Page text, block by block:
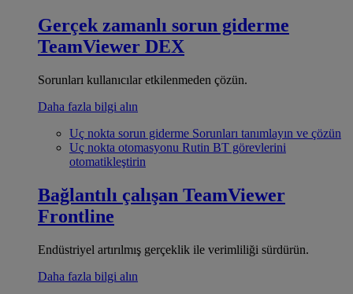
Gerçek zamanlı sorun giderme
TeamViewer DEX
Sorunları kullanıcılar etkilenmeden çözün.
Daha fazla bilgi alın
Uç nokta sorun giderme Sorunları tanımlayın ve çözün
Uç nokta otomasyonu Rutin BT görevlerini
otomatikleştirin
Bağlantılı çalışan TeamViewer
Frontline
Endüstriyel artırılmış gerçeklik ile verimliliği sürdürün.
Daha fazla bilgi alın